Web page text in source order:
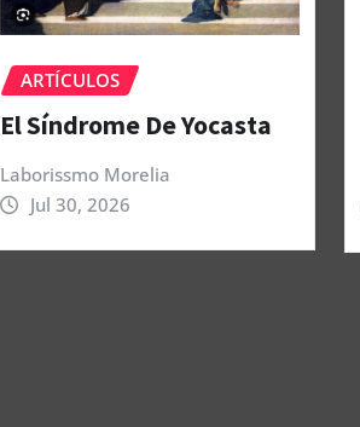
ARTÍCULOS
El Síndrome De Yocasta
Laborissmo Morelia
Jul 30, 2026